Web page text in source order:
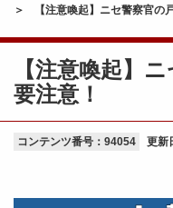
【注意喚起】ニセ警察官の
【注意喚起】
要注意！
コンテンツ番号：94054 更新